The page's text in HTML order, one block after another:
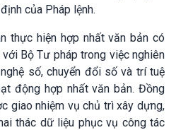
của Pháp lệnh.
thực hiện hợp nhất văn bản có
Bộ Tư pháp trong việc nghiên
số, chuyển đổi số và trí tuệ
động hợp nhất văn bản. Đồng
giao nhiệm vụ chủ trì xây dựng,
thác dữ liệu phục vụ công tác